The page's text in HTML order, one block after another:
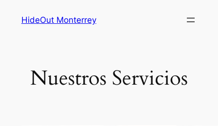
HideOut Monterrey
Nuestros Servicios